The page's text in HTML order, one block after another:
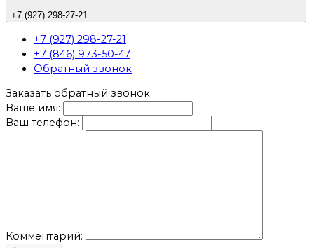
+7 (927) 298-27-21
+7 (927) 298-27-21
+7 (846) 973-50-47
Обратный звонок
Заказать обратный звонок
Ваше имя:
Ваш телефон:
Комментарий: